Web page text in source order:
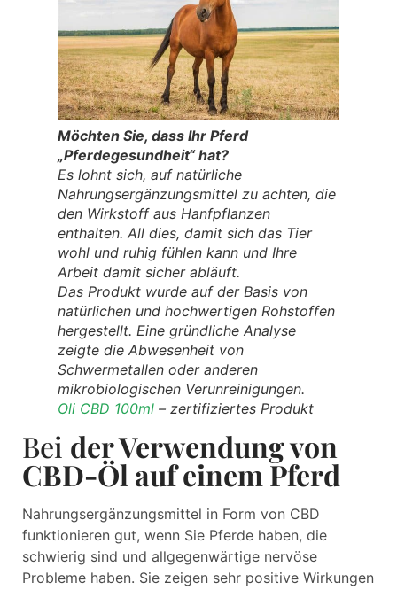
Möchten Sie, dass Ihr Pferd
„Pferdegesundheit“ hat?
Es lohnt sich, auf natürliche
Nahrungsergänzungsmittel zu achten, die
den Wirkstoff aus Hanfpflanzen
enthalten. All dies, damit sich das Tier
wohl und ruhig fühlen kann und Ihre
Arbeit damit sicher abläuft.
Das Produkt wurde auf der Basis von
natürlichen und hochwertigen Rohstoffen
hergestellt. Eine gründliche Analyse
zeigte die Abwesenheit von
Schwermetallen oder anderen
mikrobiologischen Verunreinigungen.
Oli CBD 100ml – zertifiziertes Produkt
Bei der Verwendung von
CBD-Öl auf einem Pferd
Nahrungsergänzungsmittel in Form von CBD
funktionieren gut, wenn Sie Pferde haben, die
schwierig sind und allgegenwärtige nervöse
Probleme haben. Sie zeigen sehr positive Wirkungen